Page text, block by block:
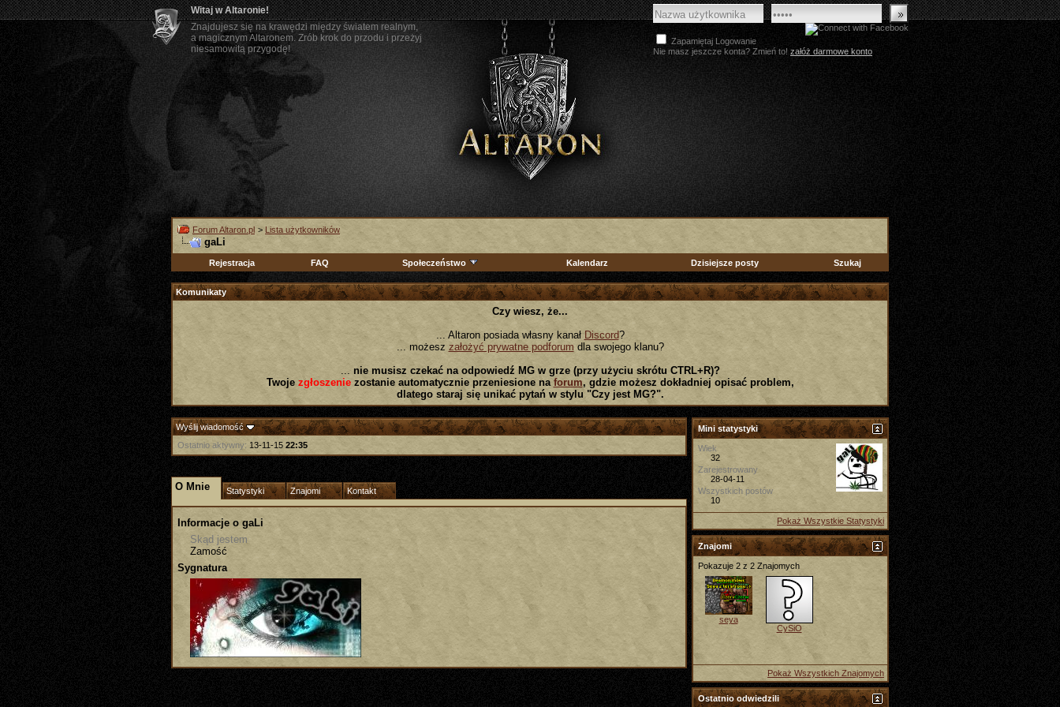
Witaj w Altaronie!
Znajdujesz się na krawędzi między światem realnym,
a magicznym Altaronem. Zrób krok do przodu i przeżyj
niesamowitą przygodę!
Zapamiętaj Logowanie
Nie masz jeszcze konta? Zmień to! załóż darmowe konto
Forum Altaron.pl > Lista użytkowników
gaLi
Rejestracja FAQ Społeczeństwo Kalendarz Dzisiejsze posty Szukaj
Komunikaty
Czy wiesz, że...
... Altaron posiada własny kanał Discord?
... możesz założyć prywatne podforum dla swojego klanu?
... nie musisz czekać na odpowiedź MG w grze (przy użyciu skrótu CTRL+R)?
Twoje zgłoszeniezostanie automatycznie przeniesione na forum, gdzie możesz dokładniej opisać problem,
dlatego staraj się unikać pytań w stylu "Czy jest MG?".
Wyślij wiadomość
Ostatnio aktywny: 13-11-15 22:35
O Mnie Statystyki Znajomi Kontakt
Informacje o gaLi
Skąd jestem
Zamość
Sygnatura
Mini statystyki
Wiek
32
Zarejestrowany
28-04-11
Wszystkich postów
10
Pokaż Wszystkie Statystyki
Znajomi
Pokazuje 2 z 2 Znajomych
seya
CySiO
Pokaż Wszystkich Znajomych
Ostatnio odwiedzili